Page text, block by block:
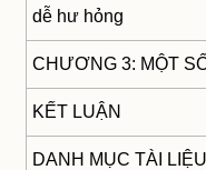
dễ hư hỏng
CHƯƠNG 3: MỘT
KẾT LUẬN
DANH MỤC TÀI